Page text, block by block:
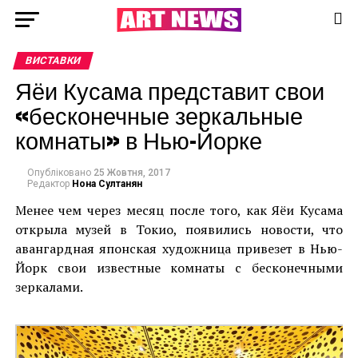
ВИСТАВКИ
Яёи Кусама представит свои
«бесконечные зеркальные
комнаты» в Нью-Йорке
Опубліковано 25 Жовтня, 2017
Редактор Нона Султанян
Менее чем через месяц после того, как Яёи Кусама
открыла музей в Токио, появились новости, что
авангардная японская художница привезет в Нью-
Йорк свои известные комнаты с бесконечными
зеркалами.